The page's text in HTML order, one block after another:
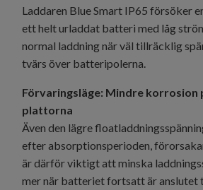
Laddaren Blue Smart IP65 försöker
ett helt urladdat batteri med låg
normal laddning när väl tillräcklig
tvärs över batteripolerna.
Förvaringsläge: Mindre korrosion
plattorna
Även den lägre
efter absorptionsperioden,
är därför viktigt att minska
mer när batteriet fortsatt är anslutet